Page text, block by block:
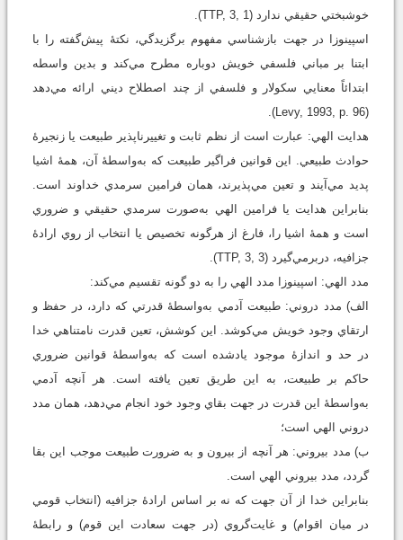
خوشبختي حقيقي ندارد (TTP, 3, 1).
اسپينوزا در جهت بازشناسي مفهوم برگزيدگي، نکتۀ پيش‌گفته را با
ابتنا بر مباني فلسفي خويش دوباره مطرح مي‌کند و بدين واسطه
ابتدائاً معنايي سکولار و فلسفي از چند اصطلاح ديني ارائه مي‌دهد
(Levy, 1993, p. 96).
هدايت الهي: عبارت است از نظم ثابت و تغييرناپذير طبيعت يا زنجيرۀ
حوادث طبيعي. اين قوانين فراگير طبيعت که به‌واسطۀ آن، همۀ اشيا
پديد مي‌آيند و تعين مي‌پذيرند، همان فرامين سرمدي خداوند است.
بنابراين هدايت يا فرامين الهي به‌صورت سرمدي حقيقي و ضروري
است و همۀ اشيا را، فارغ از هرگونه تخصيص يا انتخاب از روي ارادۀ
جزافيه، دربرمي‌گيرد (TTP, 3, 3).
مدد الهي: اسپينوزا مدد الهي را به دو گونه تقسيم مي‌کند:
الف) مدد دروني: طبيعت آدمي به‌واسطۀ قدرتي که دارد، در حفظ و
ارتقاي وجود خويش مي‌کوشد. اين کوشش، تعين قدرت نامتناهي خدا
در حد و اندازۀ موجود يادشده است که به‌واسطۀ قوانين ضروري
حاکم بر طبيعت، به اين طريق تعين يافته است. هر آنچه آدمي
به‌واسطۀ اين قدرت در جهت بقاي وجود خود انجام مي‌دهد، همان مدد
دروني الهي است؛
ب) مدد بيروني: هر آنچه از بيرون و به ضرورت طبيعت موجب اين بقا
گردد، مدد بيروني الهي است.
بنابراين خدا از آن جهت که نه بر اساس ارادۀ جزافيه (انتخاب قومي
در ميان اقوام) و غايت‌گروي (در جهت سعادت اين قوم) و رابطۀ